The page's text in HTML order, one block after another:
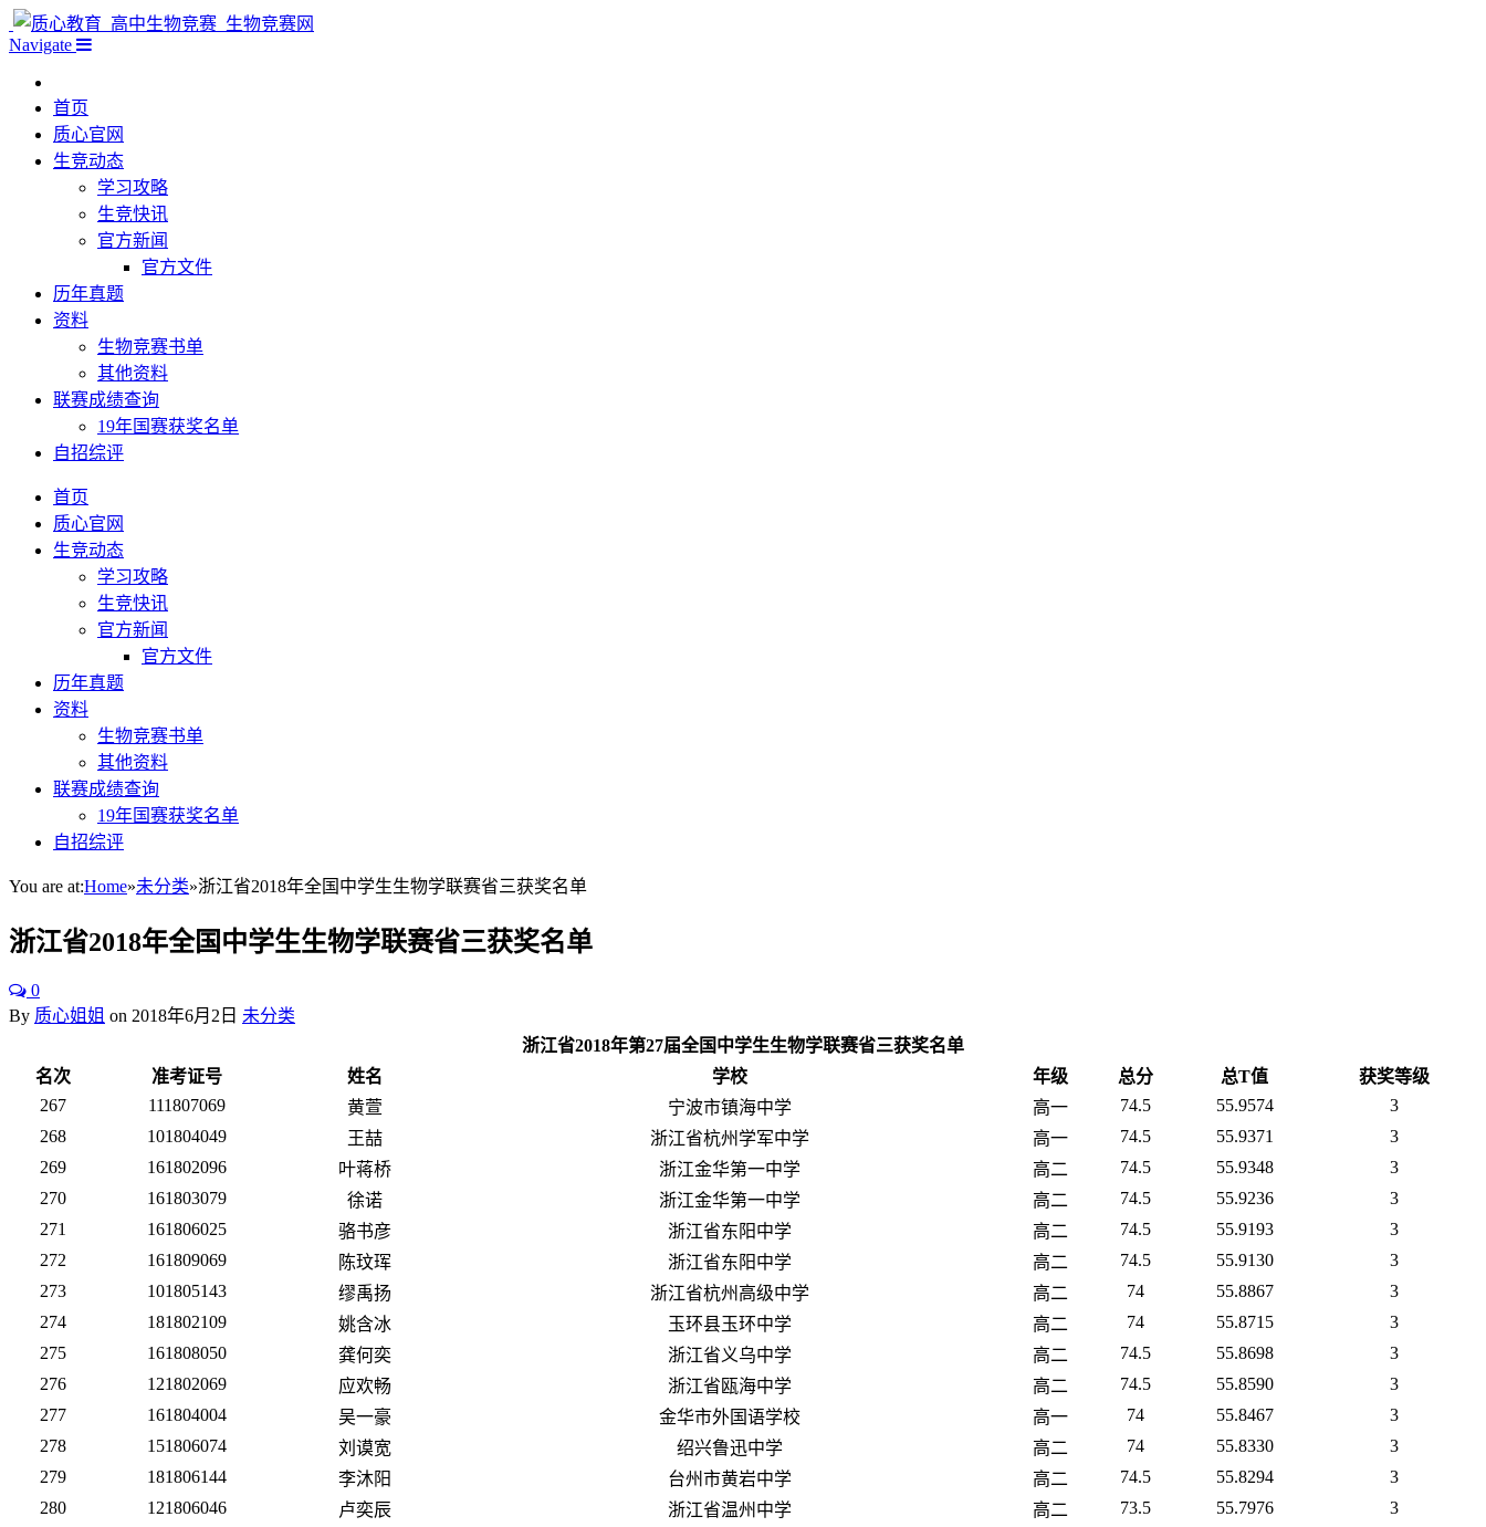
Navigate
首页
质心官网
生竞动态
学习攻略
生竞快讯
官方新闻
官方文件
历年真题
资料
生物竞赛书单
其他资料
联赛成绩查询
19年国赛获奖名单
自招综评
首页
质心官网
生竞动态
学习攻略
生竞快讯
官方新闻
官方文件
历年真题
资料
生物竞赛书单
其他资料
联赛成绩查询
19年国赛获奖名单
自招综评
You are at:Home»未分类»浙江省2018年全国中学生生物学联赛省三获奖名单
浙江省2018年全国中学生生物学联赛省三获奖名单
0
By 质心姐姐 on 2018年6月2日 未分类
浙江省2018年第27届全国中学生生物学联赛省三获奖名单
名次
准考证号 姓名 学校 年级 总分 总T值
获奖等级
267
111807069 黄萱 宁波市镇海中学 高一 74.5 55.9574
3
268
101804049 王喆 浙江省杭州学军中学 高一 74.5 55.9371
3
269
161802096 叶蒋桥 浙江金华第一中学 高二 74.5 55.9348
3
270
161803079 徐诺 浙江金华第一中学 高二 74.5 55.9236
3
271
161806025 骆书彦 浙江省东阳中学 高二 74.5 55.9193
3
272
161809069 陈玟珲 浙江省东阳中学 高二 74.5 55.9130
3
273
101805143 缪禹扬 浙江省杭州高级中学 高二 74 55.8867
3
274
181802109 姚含冰 玉环县玉环中学 高二 74 55.8715
3
275
161808050 龚何奕 浙江省义乌中学 高二 74.5 55.8698
3
276
121802069 应欢畅 浙江省瓯海中学 高二 74.5 55.8590
3
277
161804004 吴一豪 金华市外国语学校 高一 74 55.8467
3
278
151806074 刘谟宽 绍兴鲁迅中学 高二 74 55.8330
3
279
181806144 李沐阳 台州市黄岩中学 高二 74.5 55.8294
3
280
121806046 卢奕辰 浙江省温州中学 高二 73.5 55.7976
3